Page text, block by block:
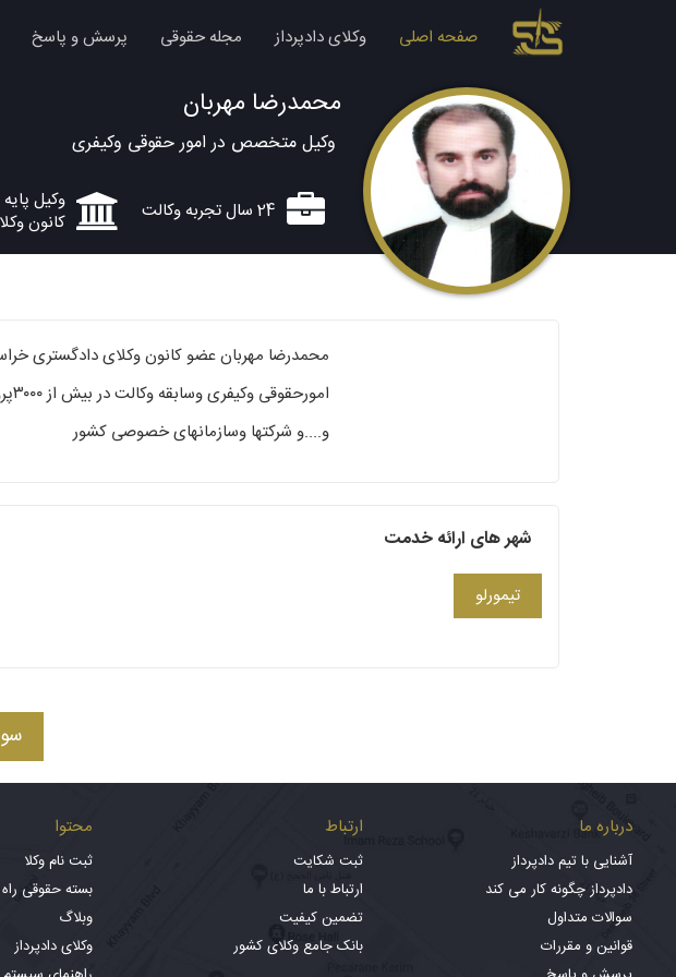
صفحه اصلی وکلای دادپرداز مجله حقوقی پرسش و پاسخ
محمدرضا مهربان
وکیل متخصص در امور حقوقی وکیفری
24 سال تجربه وکالت
وکیل
کانون
و....و شرکتها وسازمانهای خصوصی کشور
شهر های ارائه خدمت
تیمورلو
درباره ما
آشنایی با تیم دادپرداز
دادپرداز چگونه کار می کند
سوالات متداول
قوانین و مقررات
ارتباط
ثبت شکایت
ارتباط با ما
تضمین کیفیت
بانک جامع وکلای کشور
محتوا
ثبت نام وکلا
بسته حقوقی
وبلاگ
وکلای دادپرداز